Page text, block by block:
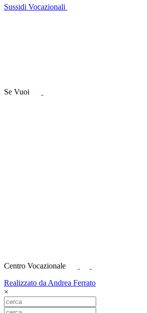
Sussidi Vocazionali
Se Vuoi
Centro Vocazionale
Realizzato da Andrea Ferrato
×